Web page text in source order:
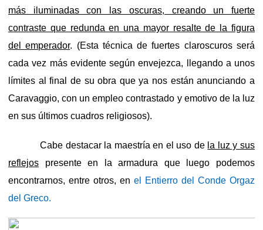
más iluminadas con las oscuras, creando un fuerte
contraste que redunda en una mayor resalte de la figura
del emperador. (Esta técnica de fuertes claroscuros será
cada vez más evidente según envejezca, llegando a unos
límites al final de su obra que ya nos están anunciando a
Caravaggio, con un empleo contrastado y emotivo de la luz
en sus últimos cuadros religiosos).
Cabe destacar la maestría en el uso de la luz y sus
reflejos presente en la armadura que luego podemos
encontrarnos, entre otros, en el Entierro del Conde Orgaz
del Greco.